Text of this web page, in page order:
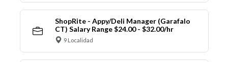
ShopRite - Appy/Deli Manager (Garafalo
CT) Salary Range $24.00 - $32.00/hr
9 Localidad